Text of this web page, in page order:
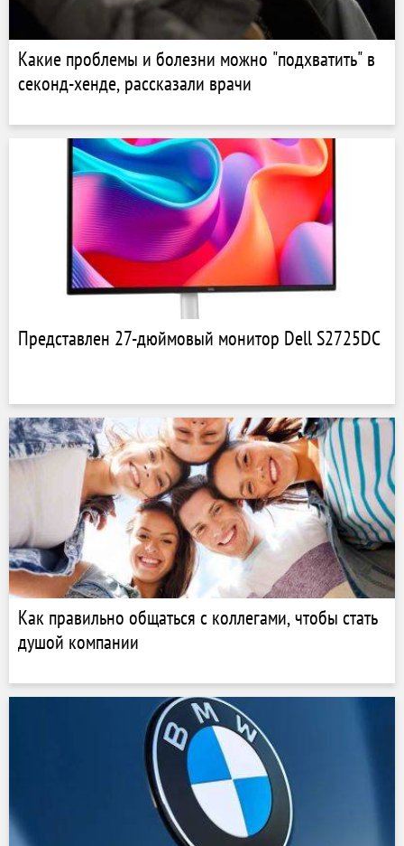
Какие проблемы и болезни можно "подхватить" в
секонд-хенде, рассказали врачи
Представлен 27-дюймовый монитор Dell S2725DC
Как правильно общаться с коллегами, чтобы стать
душой компании